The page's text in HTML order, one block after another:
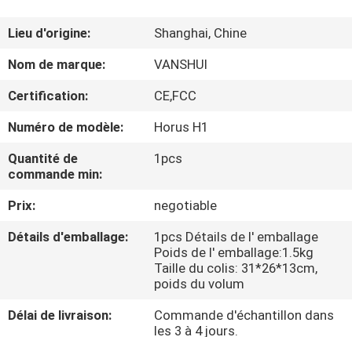
À
DE
NOUS
VISITE
DE
L'USINE
DE
Lieu d'origine:
Shanghai, Chine
Nom de marque:
VANSHUI
Certification:
CE,FCC
Numéro de modèle:
Horus H1
Quantité de
commande min:
1pcs
Prix:
negotiable
Détails d'emballage:
1pcs Détails de l' emballage
Poids de l' emballage:1.5kg
Taille du colis: 31*26*13cm,
poids du volum
Délai de livraison:
Commande d'échantillon dans
les 3 à 4 jours.